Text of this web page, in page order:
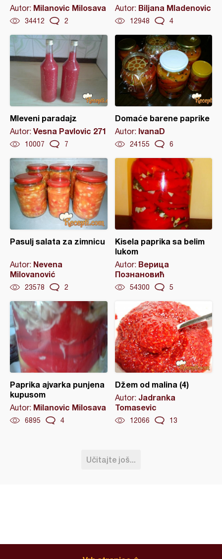
Autor: Milanovic Milosava
34412 2
Autor: Biljana Mladenovic
12948 4
Mleveni paradajz
Autor: Vesna Pavlovic 271
10007 7
Domaće barene paprike
Autor: IvanaD
24155 6
Pasulj salata za zimnicu
Autor: Nevena
Milovanović
23578 2
Kisela paprika sa belim
lukom
Autor: Верица
Познановић
54300 5
Paprika ajvarka punjena
kupusom
Autor: Milanovic Milosava
6895 4
Džem od malina (4)
Autor: Jadranka
Tomasevic
12066 13
Učitajte još...